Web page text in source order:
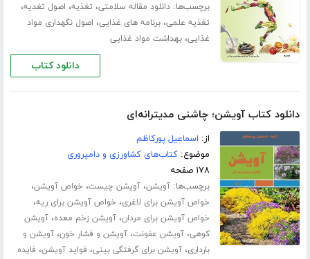
برچسب‌ها:دانلود مقاله سلامتی، تغذیه، اصول تغدیه،
تغذیه علمی،برنامه های غذایی، اصول نگهداری مواد
غذایی،بهداشت مواد غذایی
دانلود کتاب
دانلود کتاب آویشن؛ چاشنی مدیترانه‌ای
از: اسماعیل پورکاظم
موضوع:کتاب‌های کشاورزی و دامپروری
۱۷۸ صفحه
برچسب‌ها:آویشن،آویشن چیست، خواص آویشن،
خواص آویشن برای لاغری، خواص آویشن برای ریه،
خواص آویشن برای مردان،آویشن زخم معده،آویشن
کوهی،آویشن عفونت،آویشن و فشار خون،آویشن و
بارداری،آویشن برای گرفتگی بینی، فواید آویشن، فایده